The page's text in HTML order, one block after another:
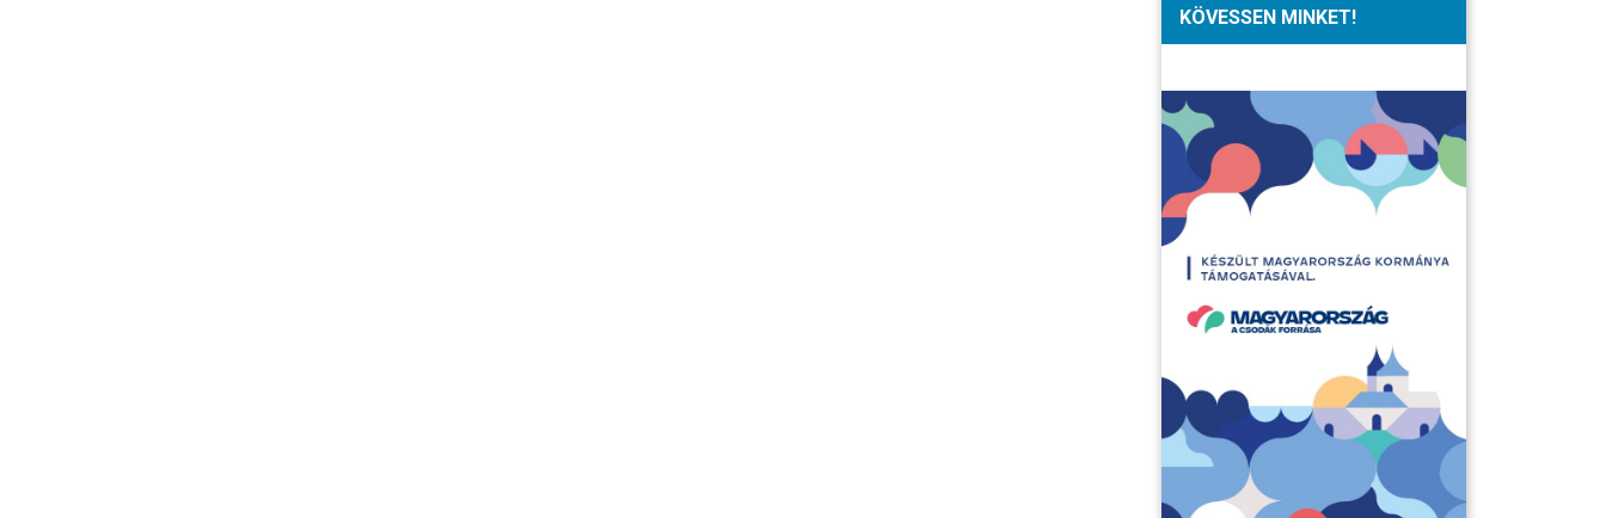
KÖVESSEN MINKET!